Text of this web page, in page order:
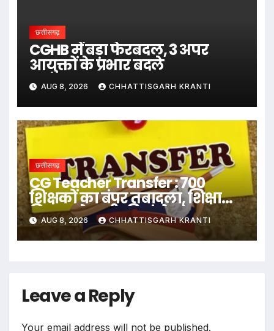
छत्तीसगढ़
CGHB में बड़ा फेरबदल, 3 अपर
आयुक्तों के प्रभार बदले
AUG 8, 2026 CHHATTISGARH KRANTI
छत्तीसगढ़
CG Teacher Transfer : 700
शिक्षकों का बंपर तबादला, शिक्षा
विभाग ने जारी की जंबो ट्रांसफर
लिस्ट..
AUG 8, 2026 CHHATTISGARH KRANTI
Leave a Reply
Your email address will not be published.